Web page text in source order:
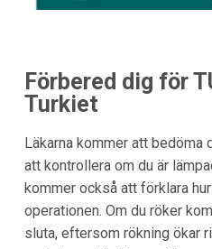
Förbered dig för
Turkiet
Läkarna kommer att
att kontrollera om du är
kommer också att förklara
operationen. Om du röker
sluta, eftersom rökning ökar